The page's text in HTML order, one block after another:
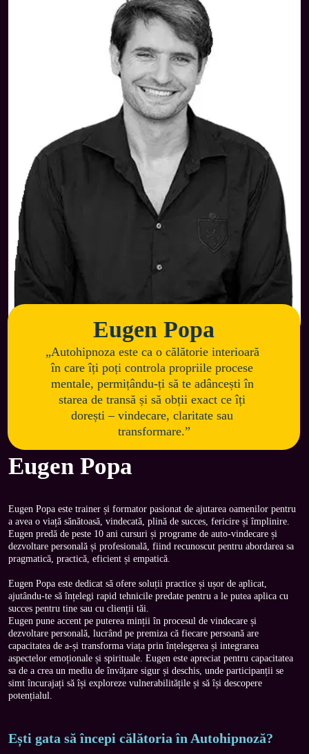
cum să îți creezi propriile sugestii pozitive care să
înlocuiască tiparele mentale disfuncționale și să te susțină
în atingerea scopurilor.
Eugen Popa
„Autohipnoza este ca o călătorie interioară
în care îți poți controla propriile procese
mentale, permițându-ți să te adâncești în
starea de transă și să obții exact ce îți
dorești – vindecare, claritate sau
transformare.”
Eugen Popa
Eugen Popa este trainer și formator pasionat de ajutarea oamenilor pentru
a avea o viață sănătoasă, vindecată, plină de succes, fericire și împlinire.
Eugen predă de peste 10 ani cursuri și programe de auto-vindecare și
dezvoltare personală și profesională, fiind recunoscut pentru abordarea sa
pragmatică, practică, eficient și empatică.
Eugen Popa este dedicat să ofere soluții practice și ușor de aplicat,
ajutându-te să înțelegi rapid tehnicile predate pentru a le putea aplica cu
succes pentru tine sau cu clienții tăi.
Eugen pune accent pe puterea minții în procesul de vindecare și
dezvoltare personală, lucrând pe premiza că fiecare persoană are
capacitatea de a-și transforma viața prin înțelegerea și integrarea
aspectelor emoționale și spirituale. Eugen este apreciat pentru capacitatea
sa de a crea un mediu de învățare sigur și deschis, unde participanții se
simt încurajați să își exploreze vulnerabilitățile și să își descopere
potențialul.
Ești gata să începi călătoria în Autohipnoză?